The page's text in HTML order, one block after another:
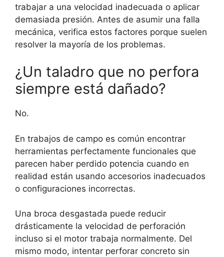
trabajar a una velocidad inadecuada o aplicar
demasiada presión. Antes de asumir una falla
mecánica, verifica estos factores porque suelen
resolver la mayoría de los problemas.
¿Un taladro que no perfora
siempre está dañado?
No.
En trabajos de campo es común encontrar
herramientas perfectamente funcionales que
parecen haber perdido potencia cuando en
realidad están usando accesorios inadecuados
o configuraciones incorrectas.
Una broca desgastada puede reducir
drásticamente la velocidad de perforación
incluso si el motor trabaja normalmente. Del
mismo modo, intentar perforar concreto sin